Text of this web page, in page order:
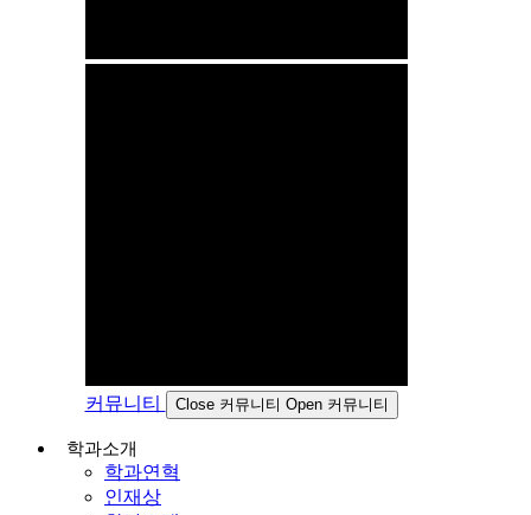
커뮤니티 Close 커뮤니티 Open 커뮤니티
학과소개
학과연혁
인재상